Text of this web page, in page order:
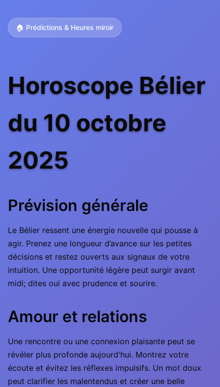
🏠 Prédictions & Heures miroir
Horoscope Bélier
du 10 octobre
2025
Prévision générale
Le Bélier ressent une énergie nouvelle qui pousse à
agir. Prenez une longueur d’avance sur les petites
décisions et restez ouverts aux signaux de votre
intuition. Une opportunité légère peut surgir avant
midi; dites oui avec prudence et sourire.
Amour et relations
Une rencontre ou une connexion plaisante peut se
révéler plus profonde aujourd'hui. Montrez votre
écoute et évitez les réflexes impulsifs. Un mot doux
peut clarifier les malentendus et créer une belle